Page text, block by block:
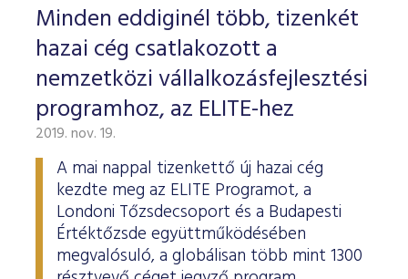
Minden eddiginél több, tizenkét
hazai cég csatlakozott a
nemzetközi vállalkozásfejlesztési
programhoz, az ELITE-hez
2019. nov. 19.
A mai nappal tizenkettő új hazai cég
kezdte meg az ELITE Programot, a
Londoni Tőzsdecsoport és a Budapesti
Értéktőzsde együttműködésében
megvalósuló, a globálisan több mint 1300